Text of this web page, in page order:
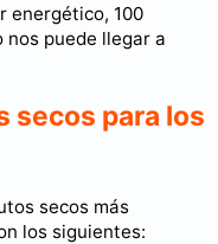
energético, 100
puede llegar a
secos para los
secos más
los siguientes: